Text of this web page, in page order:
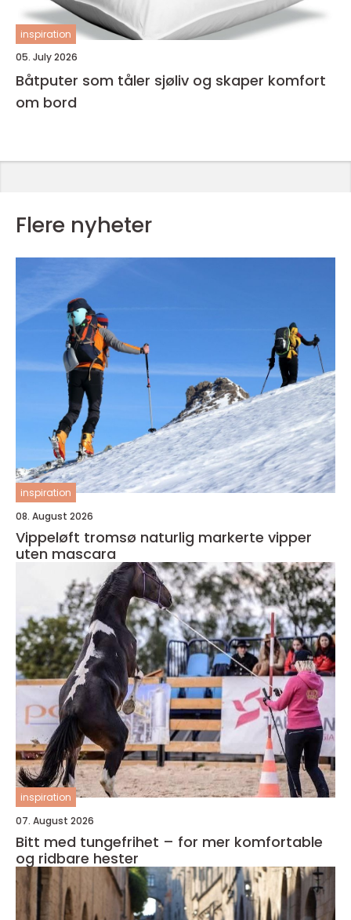
inspiration
05. July 2026
Båtputer som tåler sjøliv og skaper komfort
om bord
Flere nyheter
inspiration
08. August 2026
Vippeløft tromsø naturlig markerte vipper
uten mascara
inspiration
07. August 2026
Bitt med tungefrihet – for mer komfortable
og ridbare hester